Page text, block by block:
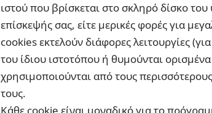
ιστού που βρίσκεται στο σκληρό δίσκο
επίσκεψής σας, είτε μερικές φορές για
cookies εκτελούν διάφορες λειτουργίες
του ίδιου ιστοτόπου ή θυμούνται
χρησιμοποιούνται από τους
τους.